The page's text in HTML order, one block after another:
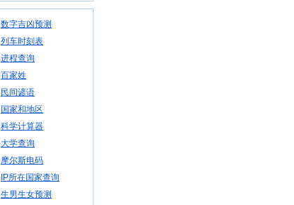
数字吉凶预测
列车时刻表
进程查询
百家姓
民间谚语
国家和地区
科学计算器
大学查询
摩尔斯电码
IP所在国家查询
生男生女预测